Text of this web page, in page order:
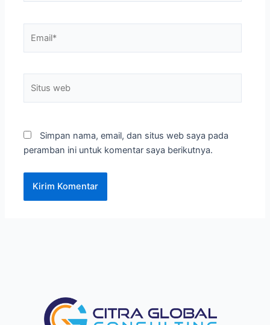
web
Simpan nama, email, dan situs web saya pada
peramban ini untuk komentar saya berikutnya.